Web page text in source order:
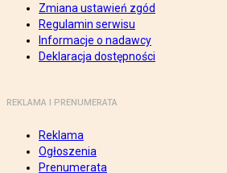
Zmiana ustawień zgód
Regulamin serwisu
Informacje o nadawcy
Deklaracja dostępności
REKLAMA I PRENUMERATA
Reklama
Ogłoszenia
Prenumerata